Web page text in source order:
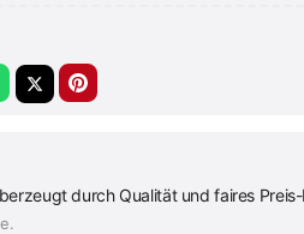
durch Qualität und faires